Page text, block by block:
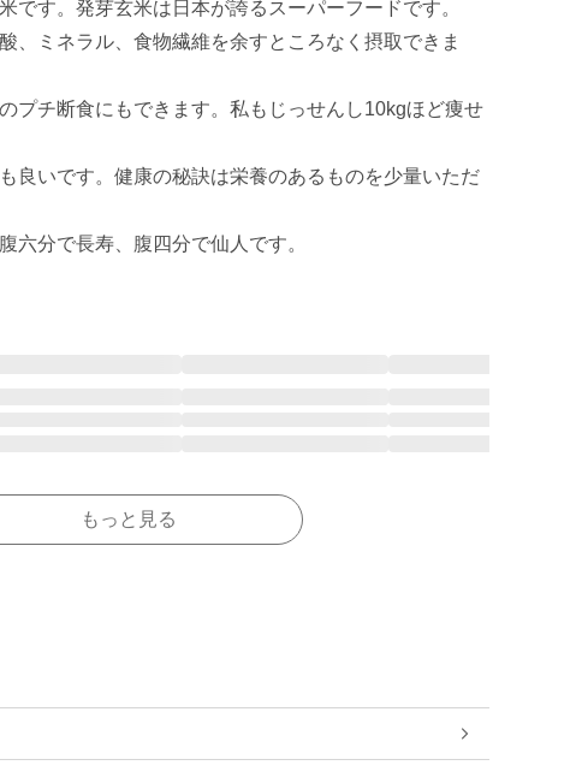
です。発芽玄米は日本が誇るスーパーフードです。
、ミネラル、食物繊維を余すところなく摂取できま
プチ断食にもできます。私もじっせんし10kgほど痩せ
良いです。健康の秘訣は栄養のあるものを少量いただ
六分で長寿、腹四分で仙人です。
もっと見る